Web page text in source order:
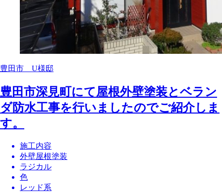
豊田市 U様邸
豊田市深見町にて屋根外壁塗装とベラン
ダ防水工事を行いましたのでご紹介しま
す。
施工内容
外壁屋根塗装
ラジカル
色
レッド系